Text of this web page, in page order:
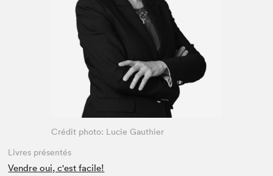
Espace enseignant·e·s
Espace pro
Crédit photo: Lucie Gauthier
Livres présentés
Vendre oui, c'est facile!